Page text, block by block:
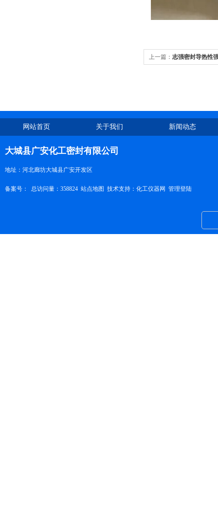
上一篇： 志强密封导热性
网站首页 关于我们 新闻动态
大城县广安化工密封有限公司
地址：河北廊坊大城县广安开发区
备案号： 总访问量：358824 站点地图 技术支持： 化工仪器网 管理登陆